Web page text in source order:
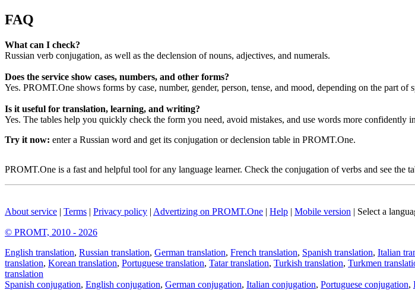
FAQ
What can I check?
Russian verb conjugation, as well as the declension of nouns, adjectives, and numerals.
Does the service show cases, numbers, and other forms?
Yes. PROMT.One shows forms by case, number, gender, person, tense, and mood, depending on the part of
Is it useful for translation, learning, and writing?
Yes. The tables help you quickly check the form you need, avoid mistakes, and use words more confidently
Try it now: enter a Russian word and get its conjugation or declension table in PROMT.One.
PROMT.One is a fast and helpful tool for any language learner. Check the conjugation of verbs and see the
About service | Terms | Privacy policy | Advertizing on PROMT.One | Help | Mobile version | Select a
© PROMT, 2010 - 2026
English translation, Russian translation, German translation, French translation, Spanish translation, Italian
translation, Korean translation, Portuguese translation, Tatar translation, Turkish translation, Turkmen
translation
Spanish conjugation, English conjugation, German conjugation, Italian conjugation, Portuguese conjugation,